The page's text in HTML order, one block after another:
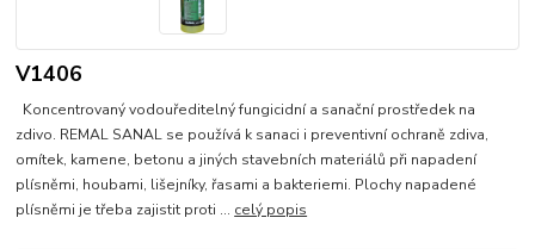
V1406
Koncentrovaný vodouředitelný fungicidní a sanační prostředek na
zdivo. REMAL SANAL se používá k sanaci i preventivní ochraně zdiva,
omítek, kamene, betonu a jiných stavebních materiálů při napadení
plísněmi, houbami, lišejníky, řasami a bakteriemi. Plochy napadené
plísněmi je třeba zajistit proti ... celý popis